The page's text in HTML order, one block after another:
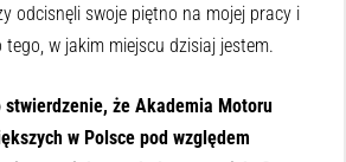
odcisnęli swoje piętno na mojej pracy i
tego, w jakim miejscu dzisiaj jestem.
stwierdzenie, że Akademia Motoru
w Polsce pod względem